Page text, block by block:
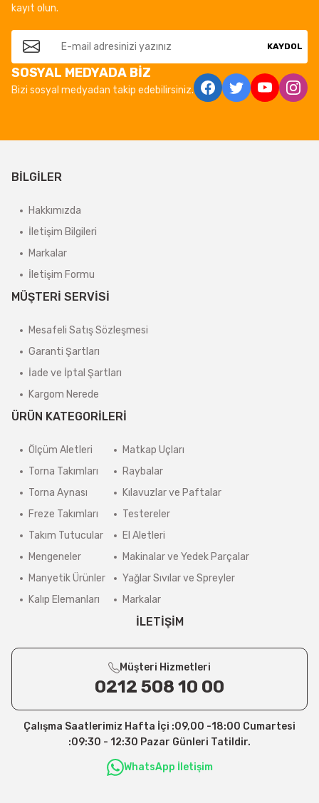
kayıt olun.
KAYDOL
SOSYAL MEDYADA BİZ
Bizi sosyal medyadan takip edebilirsiniz.
BİLGİLER
Hakkımızda
İletişim Bilgileri
Markalar
İletişim Formu
MÜŞTERİ SERVİSİ
Mesafeli Satış Sözleşmesi
Garanti Şartları
İade ve İptal Şartları
Kargom Nerede
ÜRÜN KATEGORİLERİ
Ölçüm Aletleri
Torna Takımları
Torna Aynası
Freze Takımları
Takım Tutucular
Mengeneler
Manyetik Ürünler
Kalıp Elemanları
Matkap Uçları
Raybalar
Kılavuzlar ve Paftalar
Testereler
El Aletleri
Makinalar ve Yedek Parçalar
Yağlar Sıvılar ve Spreyler
Markalar
İLETİŞİM
Müşteri Hizmetleri
0212 508 10 00
Çalışma Saatlerimiz Hafta İçi :09,00 -18:00 Cumartesi
:09:30 - 12:30 Pazar Günleri Tatildir.
WhatsApp İletişim